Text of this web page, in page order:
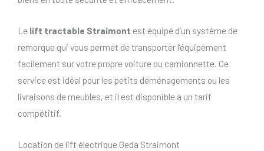
Le lift tractable Straimont est équipé d’un système de
remorque qui vous permet de transporter l’équipement
facilement sur votre propre voiture ou camionnette. Ce
service est idéal pour les petits déménagements ou les
livraisons de meubles, et il est disponible à un tarif
compétitif.
Location de lift électrique Geda Straimont